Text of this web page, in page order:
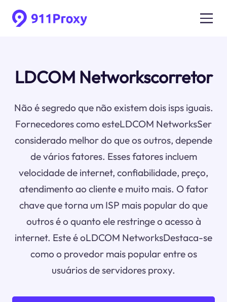
LDCOM Networkscorretor
Não é segredo que não existem dois isps iguais.
Fornecedores como esteLDCOM NetworksSer
considerado melhor do que os outros, depende
de vários fatores. Esses fatores incluem
velocidade de internet, confiabilidade, preço,
atendimento ao cliente e muito mais. O fator
chave que torna um ISP mais popular do que
outros é o quanto ele restringe o acesso à
internet. Este é oLDCOM NetworksDestaca-se
como o provedor mais popular entre os
usuários de servidores proxy.